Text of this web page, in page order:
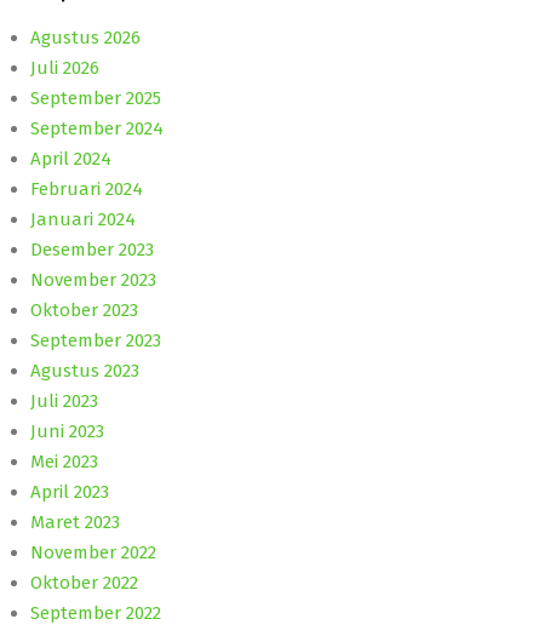
Agustus 2026
Juli 2026
September 2025
September 2024
April 2024
Februari 2024
Januari 2024
Desember 2023
November 2023
Oktober 2023
September 2023
Agustus 2023
Juli 2023
Juni 2023
Mei 2023
April 2023
Maret 2023
November 2022
Oktober 2022
September 2022